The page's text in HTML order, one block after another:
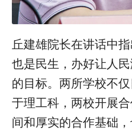
丘建雄院长在讲话中
也是民生，办好让人
的目标。两所学校不
于理工科，两校开展
间和厚实的合作基础